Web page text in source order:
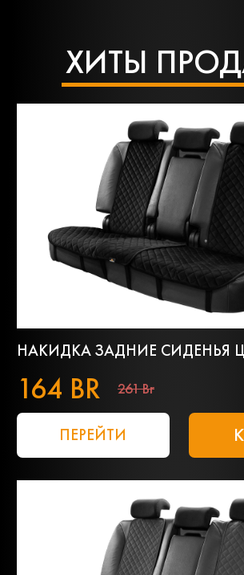
ХИТЫ
НАКИДКА ЗАДНИЕ СИДЕНЬЯ
164 BR 261 Br
ПЕРЕЙТИ